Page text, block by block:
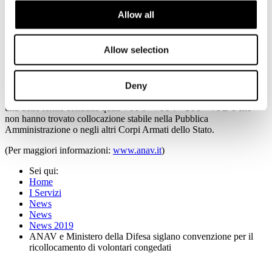
Allow all
Allow selection
Deny
precise nel mondo del lavoro, anche attraverso l’offerta di corsi
giovani volontari in percorsi formativi, stage e tirocini necessari per
la qualificazione e la riqualificazione professionale dei militari
volontari congedati.
I naturali beneficiari della convenzione sono i militari volontari
iscritti alla banca dati SILDifesa che hanno ultimato senza demerito
una delle ferme contratte quali VFP l - VFP4 - UFP - VFB e che
non hanno trovato collocazione stabile nella Pubblica
Amministrazione o negli altri Corpi Armati dello Stato.
(Per maggiori informazioni: www.anav.it)
Sei qui:
Home
I Servizi
News
News
News 2019
ANAV e Ministero della Difesa siglano convenzione per il
ricollocamento di volontari congedati